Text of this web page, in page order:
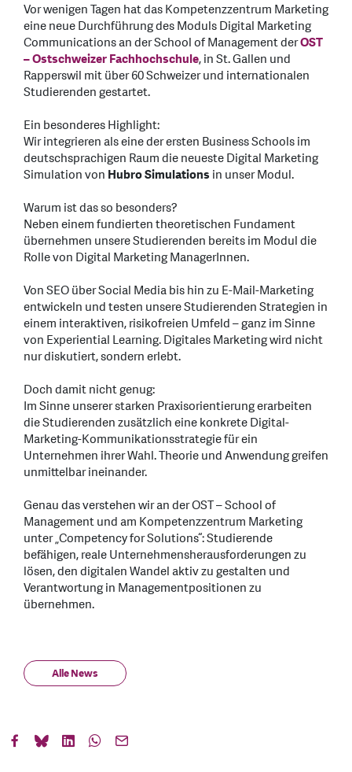
Vor wenigen Tagen hat das Kompetenzzentrum Marketing
eine neue Durchführung des Moduls Digital Marketing
Communications an der School of Management derOST
– Ostschweizer Fachhochschule, in St. Gallen und
Rapperswil mit über 60 Schweizer und internationalen
Studierenden gestartet.
Ein besonderes Highlight:
Wir integrieren als eine der ersten Business Schools im
deutschsprachigen Raum die neueste Digital Marketing
Simulation von Hubro Simulations in unser Modul.
Warum ist das so besonders?
Neben einem fundierten theoretischen Fundament
übernehmen unsere Studierenden bereits im Modul die
Rolle von Digital Marketing ManagerInnen.
Von SEO über Social Media bis hin zu E-Mail-Marketing
entwickeln und testen unsere Studierenden Strategien in
einem interaktiven, risikofreien Umfeld – ganz im Sinne
von Experiential Learning. Digitales Marketing wird nicht
nur diskutiert, sondern erlebt.
Doch damit nicht genug:
Im Sinne unserer starken Praxisorientierung erarbeiten
die Studierenden zusätzlich eine konkrete Digital-
Marketing-Kommunikationsstrategie für ein
Unternehmen ihrer Wahl. Theorie und Anwendung greifen
unmittelbar ineinander.
Genau das verstehen wir an der OST – School of
Management und am Kompetenzzentrum Marketing
unter „Competency for Solutions“: Studierende
befähigen, reale Unternehmensherausforderungen zu
lösen, den digitalen Wandel aktiv zu gestalten und
Verantwortung in Managementpositionen zu
übernehmen.
Alle News